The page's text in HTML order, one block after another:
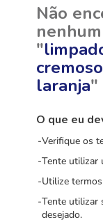
Não
"
laranja"
O que eu
Verifique os
Tente utilizar
Utilize
Tente utilizar
desejado.
carne
arroz